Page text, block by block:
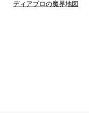
ディアブロの魔界地図